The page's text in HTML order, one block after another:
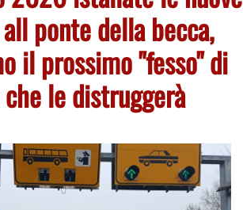
ponte della becca,
il prossimo "fesso" di
le distruggerà